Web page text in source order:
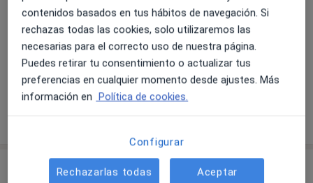
¿Qué puedo hacer ahora?
Formas de pago (visitas privadas)
Aseguradoras aceptadas en esta dirección Detalles
Aseguradoras aceptadas
contenidos basados en tus hábitos de navegación. Si
rechazas todas las cookies, solo utilizaremos las
necesarias para el correcto uso de nuestra página.
Puedes retirar tu consentimiento o actualizar tus
preferencias en cualquier momento desde ajustes. Más
información en Política de cookies.
Configurar
Rechazarlas todas Aceptar